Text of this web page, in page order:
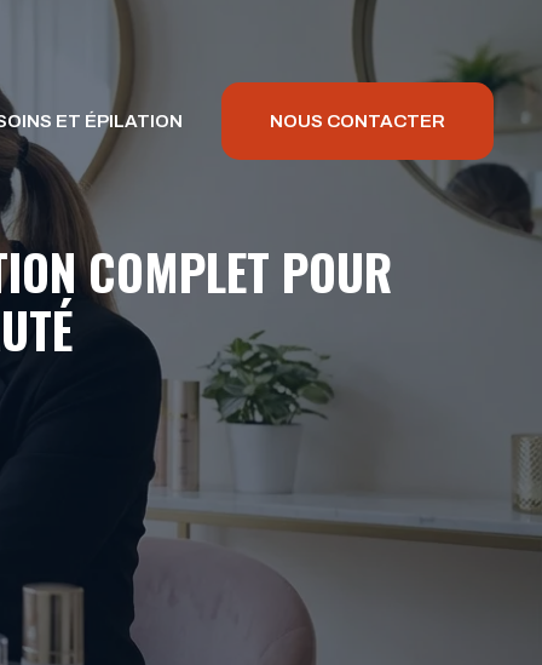
ET ÉPILATION NOUS CONTACTER
COMPLET POUR